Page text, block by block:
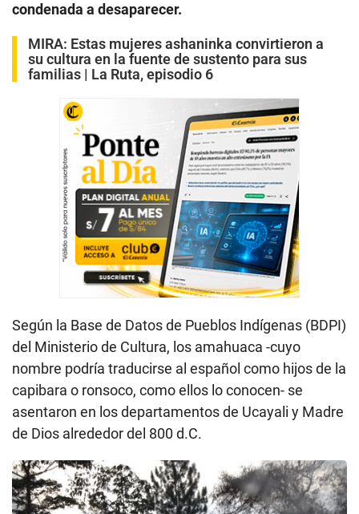
condenada a desaparecer.
MIRA: Estas mujeres ashaninka convirtieron a
su cultura en la fuente de sustento para sus
familias | La Ruta, episodio 6
Según la Base de Datos de Pueblos Indígenas (BDPI)
del Ministerio de Cultura, los amahuaca -cuyo
nombre podría traducirse al español como hijos de la
capibara o ronsoco, como ellos lo conocen- se
asentaron en los departamentos de Ucayali y Madre
de Dios alrededor del 800 d.C.